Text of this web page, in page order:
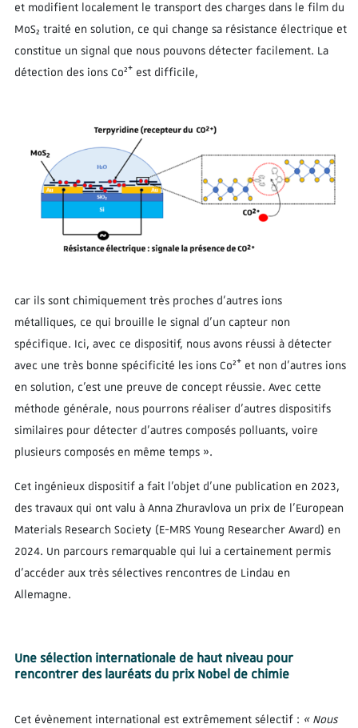
et modifient localement le transport des charges dans le film du
MoS₂ traité en solution, ce qui change sa résistance électrique et
constitue un signal que nous pouvons détecter facilement. La
détection des ions Co²⁺ est difficile,
car ils sont chimiquement très proches d’autres ions
métalliques, ce qui brouille le signal d’un capteur non
spécifique. Ici, avec ce dispositif, nous avons réussi à détecter
avec une très bonne spécificité les ions Co²⁺ et non d’autres ions
en solution, c’est une preuve de concept réussie. Avec cette
méthode générale, nous pourrons réaliser d’autres dispositifs
similaires pour détecter d’autres composés polluants, voire
plusieurs composés en même temps ».
Cet ingénieux dispositif a fait l’objet d’une publication en 2023,
des travaux qui ont valu à Anna Zhuravlova un prix de l’European
Materials Research Society (E-MRS Young Researcher Award) en
2024. Un parcours remarquable qui lui a certainement permis
d’accéder aux très sélectives rencontres de Lindau en
Allemagne.
Une sélection internationale de haut niveau pour
rencontrer des lauréats du prix Nobel de chimie
Cet évènement international est extrêmement sélectif : « Nous